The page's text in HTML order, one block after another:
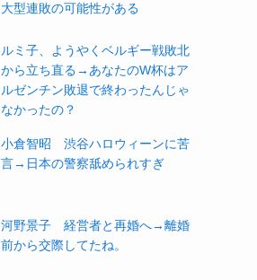
大型連敗の可能性がある
ルミ子、ようやくベルギー戦敗北
から立ち直る→あなたのW杯はア
ルゼンチン敗退で終わったんじゃ
なかったの？
小倉智昭 渋谷ハロウィーンに苦
言→日本の警察舐められすぎ
河野景子 経営者と再婚へ→離婚
前から交際してたね。